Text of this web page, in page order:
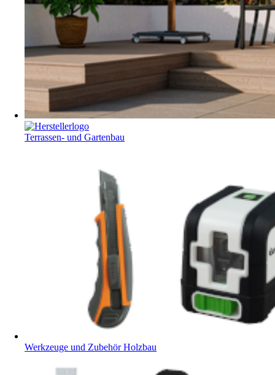
Terrassen- und Gartenbau
Werkzeuge und Zubehör Holzbau